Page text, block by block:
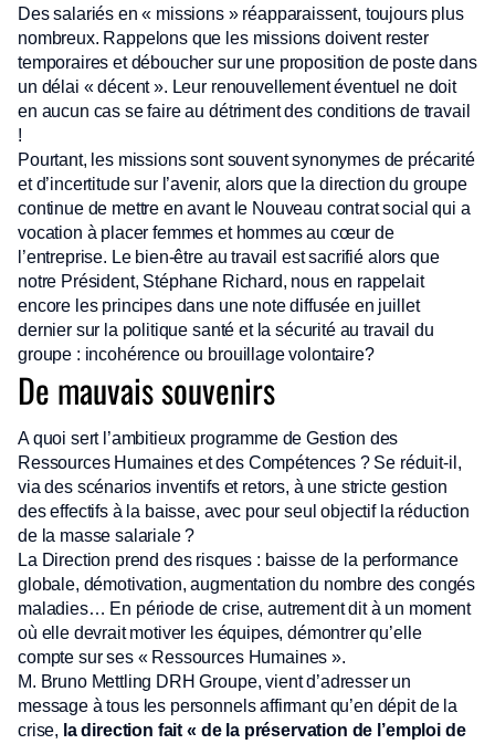
Des salariés en « missions » réapparaissent, toujours plus
nombreux. Rappelons que les missions doivent rester
temporaires et déboucher sur une proposition de poste dans
un délai « décent ». Leur renouvellement éventuel ne doit
en aucun cas se faire au détriment des conditions de travail
!
Pourtant, les missions sont souvent synonymes de précarité
et d’incertitude sur l’avenir, alors que la direction du groupe
continue de mettre en avant le Nouveau contrat social qui a
vocation à placer femmes et hommes au cœur de
l’entreprise. Le bien-être au travail est sacrifié alors que
notre Président, Stéphane Richard, nous en rappelait
encore les principes dans une note diffusée en juillet
dernier sur la politique santé et la sécurité au travail du
groupe : incohérence ou brouillage volontaire?
De mauvais souvenirs
A quoi sert l’ambitieux programme de Gestion des
Ressources Humaines et des Compétences ? Se réduit-il,
via des scénarios inventifs et retors, à une stricte gestion
des effectifs à la baisse, avec pour seul objectif la réduction
de la masse salariale ?
La Direction prend des risques : baisse de la performance
globale, démotivation, augmentation du nombre des congés
maladies… En période de crise, autrement dit à un moment
où elle devrait motiver les équipes, démontrer qu’elle
compte sur ses « Ressources Humaines ».
M. Bruno Mettling DRH Groupe, vient d’adresser un
message à tous les personnels affirmant qu’en dépit de la
crise, la direction fait « de la préservation de l’emploi de